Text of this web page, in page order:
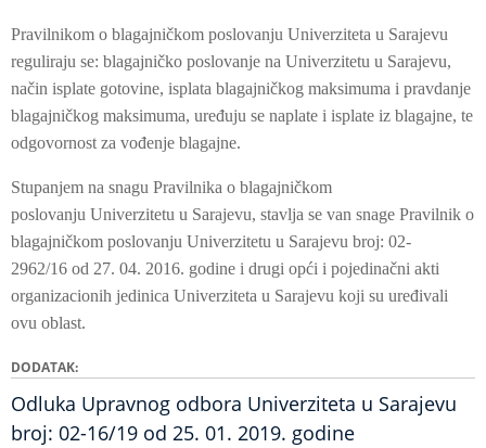
Pravilnikom o blagajničkom poslovanju Univerziteta u Sarajevu
reguliraju se: blagajničko poslovanje na Univerzitetu u Sarajevu,
način isplate gotovine, isplata blagajničkog maksimuma i pravdanje
blagajničkog maksimuma, uređuju se naplate i isplate iz blagajne, te
odgovornost za vođenje blagajne.
Stupanjem na snagu Pravilnika o blagajničkom
poslovanju Univerzitetu u Sarajevu, stavlja se van snage Pravilnik o
blagajničkom poslovanju Univerzitetu u Sarajevu broj: 02-
2962/16 od 27. 04. 2016. godine i drugi opći i pojedinačni akti
organizacionih jedinica Univerziteta u Sarajevu koji su uređivali
ovu oblast.
DODATAK
Odluka Upravnog odbora Univerziteta u Sarajevu
broj: 02-16/19 od 25. 01. 2019. godine